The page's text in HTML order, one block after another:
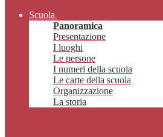
Scuola
Panoramica
Presentazione
I luoghi
Le persone
I numeri della scuola
Le carte della scuola
Organizzazione
La storia